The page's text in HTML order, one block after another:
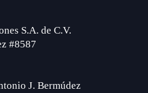
S.A. de C.V.
#8587
J. Bermúdez